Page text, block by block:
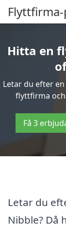
Hitta en
Letar du efter
flyttfirma
Få 3
Letar du
Nibble? Då